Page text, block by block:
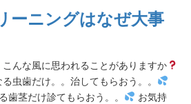
ーニングはなぜ大事
こんな風に思われることがありますか
歯だけ。。治してもらおう。。
茎だけ診てもらおう。。
お気持